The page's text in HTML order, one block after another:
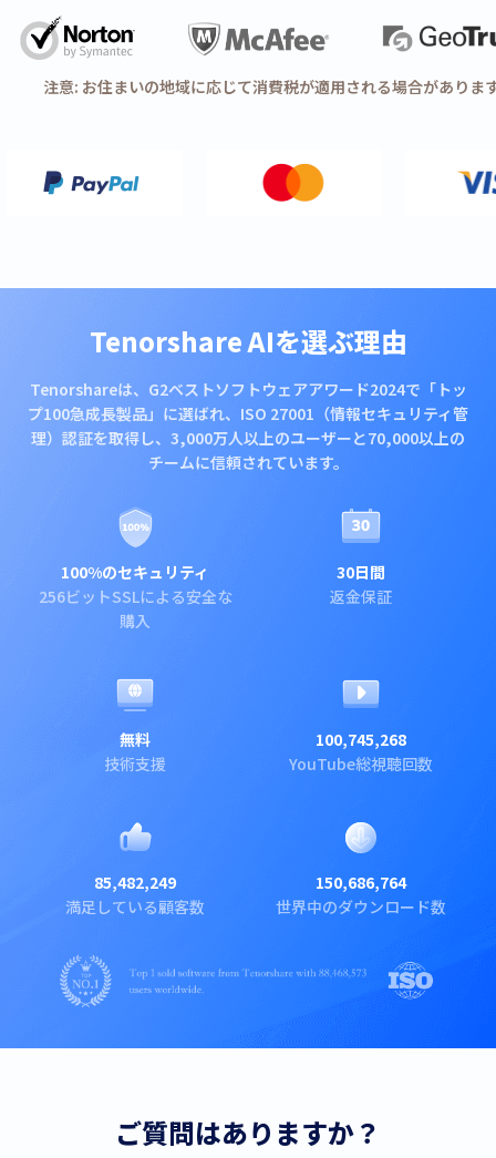
注意: お住まいの地域に応じて消費税が適用される場合がありま
Tenorshare AIを選ぶ理由
Tenorshareは、G2ベストソフトウェアアワード2024で「トッ
プ100急成長製品」に選ばれ、ISO 27001（情報セキュリティ管
理）認証を取得し、3,000万人以上のユーザーと70,000以上の
チームに信頼されています。
100%のセキュリティ
256ビットSSLによる安全な
購入
30日間
返金保証
無料
技術支援
100,745,268
YouTube総視聴回数
85,482,249
満足している顧客数
150,686,764
世界中のダウンロード数
ご質問はありますか？